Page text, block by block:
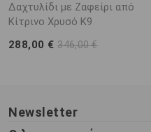
Δαχτυλίδι με Ζαφείρι από
Κίτρινο Χρυσό Κ9
288,00 €346,00 €
Newsletter